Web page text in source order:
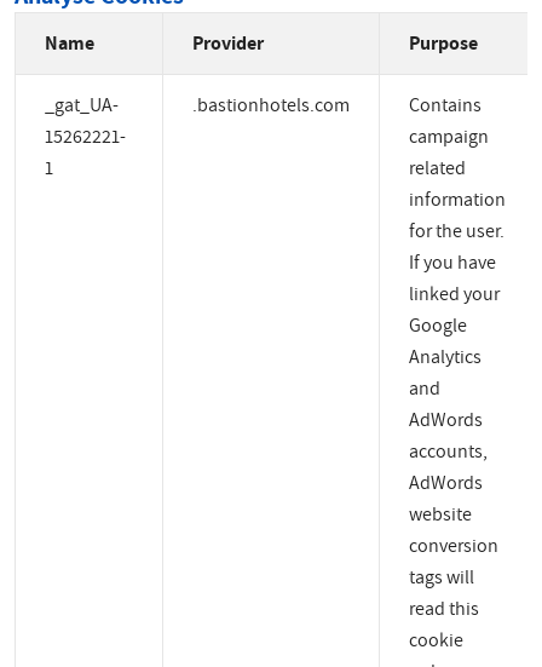
Name Provider Purpose
_gat_UA-
15262221-
1
.bastionhotels.com
Contains
campaign
related
information
for the user.
If you have
linked your
Google
Analytics
and
AdWords
accounts,
AdWords
website
conversion
tags will
read this
cookie